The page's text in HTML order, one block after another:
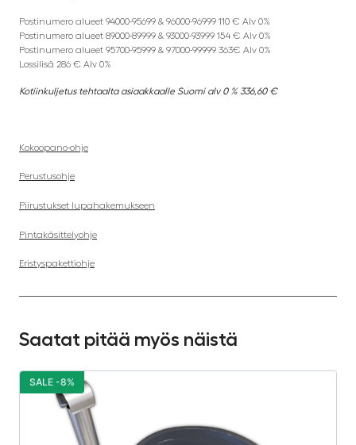
Postinumero alueet 94000-95699 & 96000-96999 110 € Alv 0%
Postinumero alueet 89000-89999 & 93000-93999 154 € Alv 0%
Postinumero alueet 95700-95999 & 97000-99999 363€ Alv 0%
Lossilisä 286 € Alv 0%
Kotiinkuljetus tehtaalta asiaakkaalle Suomi alv 0 % 336,60 €
Kokoopano-ohje
Perustusohje
Piirustukset lupahakemukseen
Pintakäsittelyohje
Eristyspakettiohje
Saatat pitää myös näistä
SALE -8%